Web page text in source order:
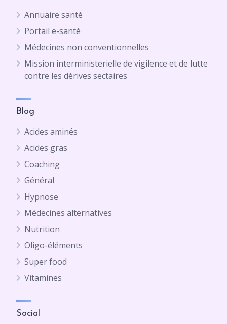
Annuaire santé
Portail e-santé
Médecines non conventionnelles
Mission interministerielle de vigilence et de lutte
contre les dérives sectaires
Blog
Acides aminés
Acides gras
Coaching
Général
Hypnose
Médecines alternatives
Nutrition
Oligo-éléments
Super food
Vitamines
Social